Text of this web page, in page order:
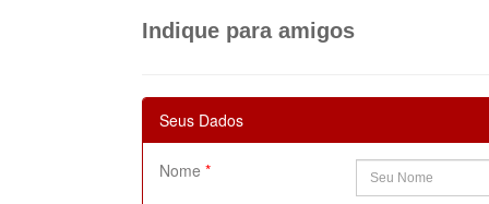
Indique para amigos
Seus Dados
Nome *